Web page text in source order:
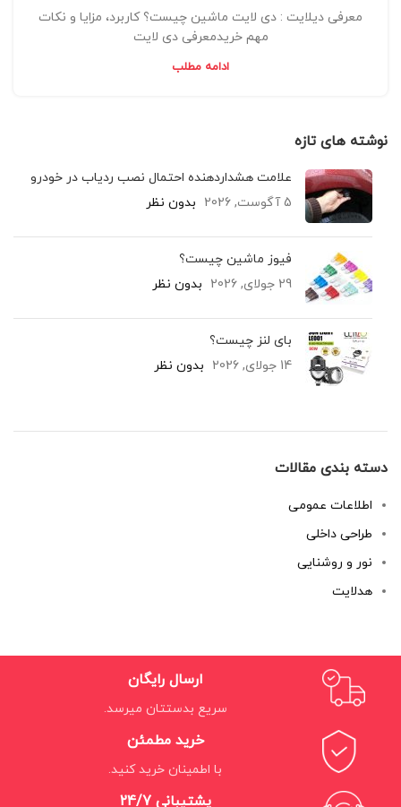
معرفی دیلایت : دی لایت ماشین چیست؟ کاربرد، مزایا و نکات
مهم خریدمعرفی دی لایت
ادامه مطلب
نوشته های تازه
علامت هشداردهنده احتمال نصب ردیاب در خودرو
5 آگوست, 2026
بدون نظر
فیوز ماشین چیست؟
29 جولای, 2026
بدون نظر
بای لنز چیست؟
14 جولای, 2026
بدون نظر
دسته بندی مقالات
اطلاعات عمومی
طراحی داخلی
نور و روشنایی
هدلایت
ارسال رایگان
سریع بدستتان میرسد.
خرید مطمئن
با اطمینان خرید کنید.
پشتیبانی 24/7